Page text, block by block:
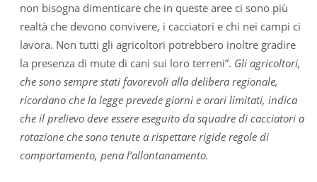
non bisogna dimenticare che in queste aree ci sono più
realtà che devono convivere, i cacciatori e chi nei campi ci
lavora. Non tutti gli agricoltori potrebbero inoltre gradire
la presenza di mute di cani sui loro terreni”. Gli agricoltori,
che sono sempre stati favorevoli alla delibera regionale,
ricordano che la legge prevede giorni e orari limitati, indica
che il prelievo deve essere eseguito da squadre di cacciatori a
rotazione che sono tenute a rispettare rigide regole di
comportamento, pena l’allontanamento.